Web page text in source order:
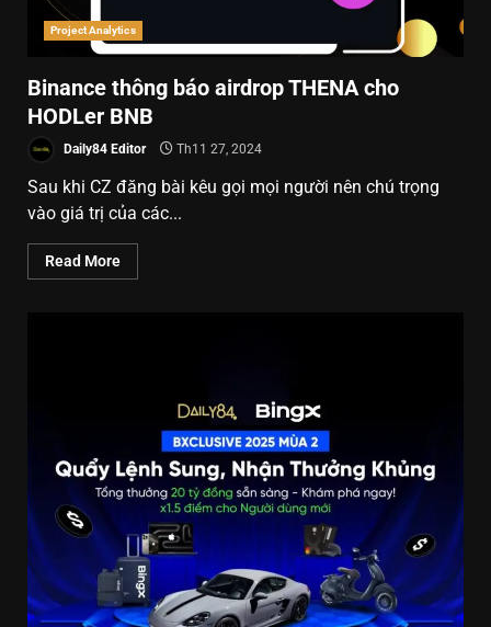
Project Analytics
Binance thông báo airdrop THENA cho
HODLer BNB
Daily84 Editor Th11 27, 2024
Sau khi CZ đăng bài kêu gọi mọi người nên chú trọng
vào giá trị của các...
Read More